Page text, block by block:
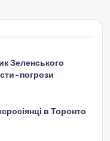
Зеленського
погрози
в Торонто